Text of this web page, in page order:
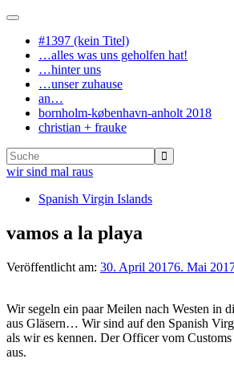
Navigation
ein-/ausschalten
#1397 (kein Titel)
…alles was uns geholfen hat!
…hinter uns
…unser zuhause
an…
bornholm-københavn-anholt 2018
christian + frauke
wir sind mal raus
Spanish Virgin Islands
vamos a la playa
Veröffentlicht am: 30. April 20176. Mai
Wir segeln ein paar Meilen nach Westen in
aus Gläsern… Wir sind auf den Spanish
als wir es kennen. Der Officer vom
aus.